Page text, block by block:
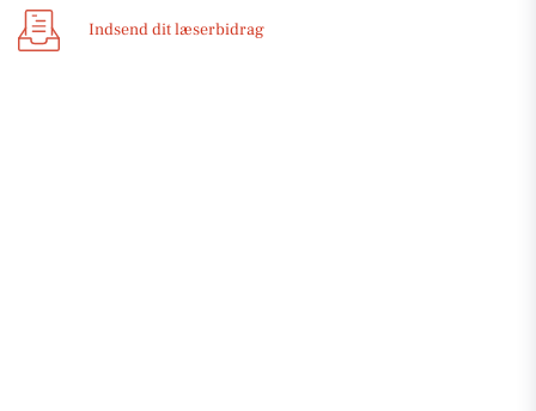
Indsend dit læserbidrag